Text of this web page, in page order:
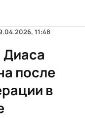
11:48
после
в